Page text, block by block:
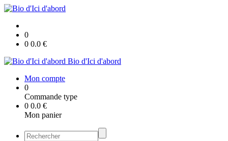
0
0 0.0 €
Bio d'Ici d'abord
Mon compte
0
Commande type
0 0.0 €
Mon panier